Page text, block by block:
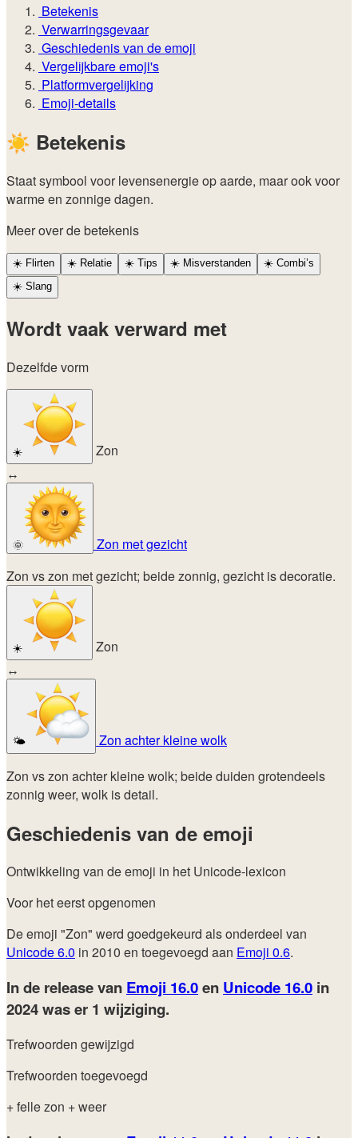
Betekenis
Verwarringsgevaar
Geschiedenis van de emoji
Vergelijkbare emoji's
Platformvergelijking
Emoji-details
☀️ Betekenis
Staat symbool voor levensenergie op aarde, maar ook voor
warme en zonnige dagen.
Meer over de betekenis
☀️ Flirten ☀️ Relatie ☀️ Tips ☀️ Misverstanden ☀️ Combi’s
☀️ Slang
Wordt vaak verward met
Dezelfde vorm
☀️
Zon
↔
🌞
Zon met gezicht
Zon vs zon met gezicht; beide zonnig, gezicht is decoratie.
☀️
Zon
↔
🌤️
Zon achter kleine wolk
Zon vs zon achter kleine wolk; beide duiden grotendeels
zonnig weer, wolk is detail.
Geschiedenis van de emoji
Ontwikkeling van de emoji in het Unicode-lexicon
Voor het eerst opgenomen
De emoji "Zon" werd goedgekeurd als onderdeel van
Unicode 6.0 in 2010 en toegevoegd aan Emoji 0.6.
In de release van Emoji 16.0en Unicode 16.0 in
2024was er 1 wijziging.
Trefwoorden gewijzigd
Trefwoorden toegevoegd
+ felle zon + weer